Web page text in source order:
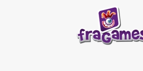
Skip to main content